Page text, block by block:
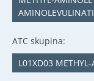
ATC skupina:
L01XD03